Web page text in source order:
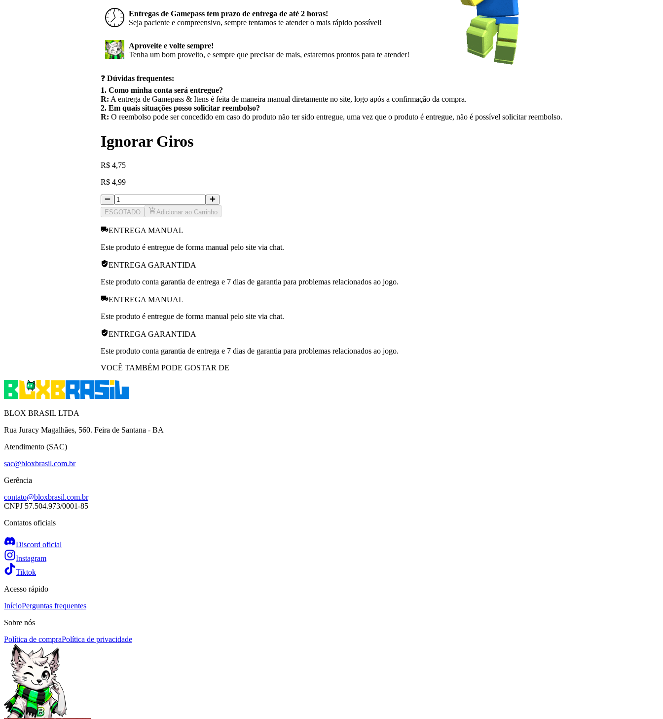
Entregas de Gamepass tem prazo de entrega de até 2 horas!
Seja paciente e compreensivo, sempre tentamos te atender o mais rápido possível!
Aproveite e volte sempre!
Tenha um bom proveito, e sempre que precisar de mais, estaremos prontos para te atender!
❓ Dúvidas frequentes:
1. Como minha conta será entregue?
R: A entrega de Gamepass & Itens é feita de maneira manual diretamente no site, logo após a confirmação da compra.
2. Em quais situações posso solicitar reembolso?
R: O reembolso pode ser concedido em caso do produto não ter sido entregue, uma vez que o produto é entregue, não é possível solicitar reembolso.
Ignorar Giros
R$ 4,75
R$ 4,99
ESGOTADO Adicionar ao Carrinho
ENTREGA MANUAL
Este produto é entregue de forma manual pelo site via chat.
ENTREGA GARANTIDA
Este produto conta garantia de entrega e 7 dias de garantia para problemas relacionados ao jogo.
ENTREGA MANUAL
Este produto é entregue de forma manual pelo site via chat.
ENTREGA GARANTIDA
Este produto conta garantia de entrega e 7 dias de garantia para problemas relacionados ao jogo.
VOCÊ TAMBÉM PODE GOSTAR DE
BLOX BRASIL LTDA
Rua Juracy Magalhães, 560. Feira de Santana - BA
Atendimento (SAC)
sac@bloxbrasil.com.br
Gerência
contato@bloxbrasil.com.br
CNPJ 57.504.973/0001-85
Contatos oficiais
Discord oficial
Instagram
Tiktok
Acesso rápido
InícioPerguntas frequentes
Sobre nós
Política de compraPolítica de privacidade